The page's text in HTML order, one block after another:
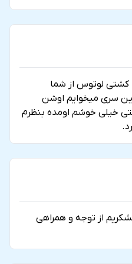
کشتی لوتوس از شما
سری میخوایم اوشن
خیلی خوشم اومده بنظرم
از توجه و همراهی